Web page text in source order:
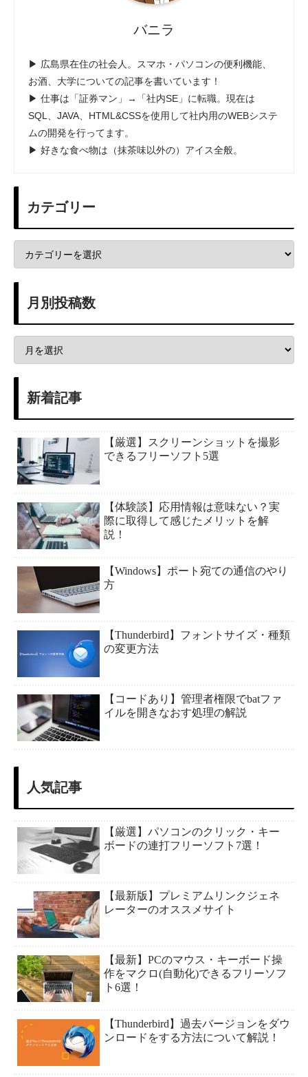
バニラ
▶ 広島県在住の社会人。スマホ・パソコンの便利機能、
お酒、大学についての記事を書いています！
▶ 仕事は「証券マン」→「社内SE」に転職。現在は
SQL、JAVA、HTML&CSSを使用して社内用のWEBシステ
ムの開発を行ってます。
▶ 好きな食べ物は（抹茶味以外の）アイス全般。
カテゴリー
月別投稿数
新着記事
【厳選】スクリーンショットを撮影
できるフリーソフト5選
【体験談】応用情報は意味ない？実
際に取得して感じたメリットを解
説！
【Windows】ポート宛ての通信のやり
方
【Thunderbird】フォントサイズ・種類
の変更方法
【コードあり】管理者権限でbatファ
イルを開きなおす処理の解説
人気記事
【厳選】パソコンのクリック・キー
ボードの連打フリーソフト7選！
【最新版】プレミアムリンクジェネ
レーターのオススメサイト
【最新】PCのマウス・キーボード操
作をマクロ(自動化)できるフリーソフ
ト6選！
【Thunderbird】過去バージョンをダウ
ンロードをする方法について解説！